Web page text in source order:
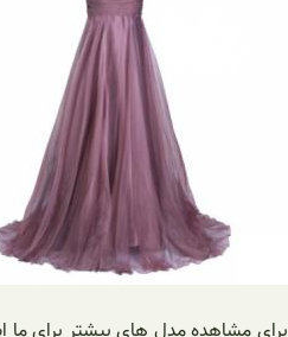
برای مشاهده مدل های بیشتر برای ما